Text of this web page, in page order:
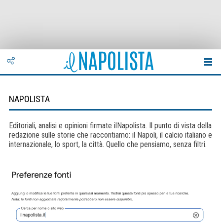
NAPOLISTA
Editoriali, analisi e opinioni firmate ilNapolista. Il punto di vista della
redazione sulle storie che raccontiamo: il Napoli, il calcio italiano e
internazionale, lo sport, la città. Quello che pensiamo, senza filtri.